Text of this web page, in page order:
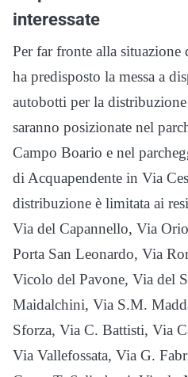
interessate
Per far fronte alla
ha predisposto la messa a
autobotti per la
saranno posizionate nel
Campo Boario e nel
di Acquapendente in Via
distribuzione è limitata ai
Via del Capannello, Via
Porta San Leonardo, Via
Vicolo del Pavone, Via del
Maidalchini, Via S.M.
Sforza, Via C. Battisti, Via
Via Vallefossata, Via G.